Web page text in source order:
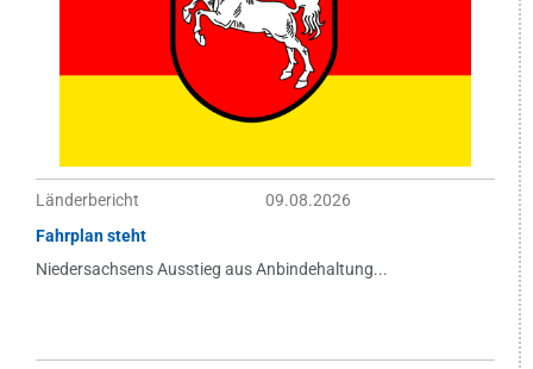
Länderbericht
09.08.2026
Fahrplan steht
Niedersachsens Ausstieg aus Anbindehaltung...